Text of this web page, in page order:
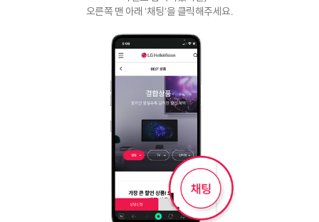
오른쪽 맨 아래 ‘채팅’을 클릭해주세요.